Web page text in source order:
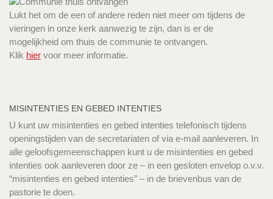
Lukt het om de een of andere reden niet meer om tijdens de
vieringen in onze kerk aanwezig te zijn, dan is er de
mogelijkheid om thuis de communie te ontvangen.
Klik hier voor meer informatie.
MISINTENTIES EN GEBED INTENTIES
U kunt uw misintenties en gebed intenties telefonisch tijdens
openingstijden van de secretariaten of via e-mail aanleveren. In
alle geloofsgemeenschappen kunt u de misintenties en gebed
intenties ook aanleveren door ze – in een gesloten envelop o.v.v.
“misintenties en gebed intenties” – in de brievenbus van de
pastorie te doen.